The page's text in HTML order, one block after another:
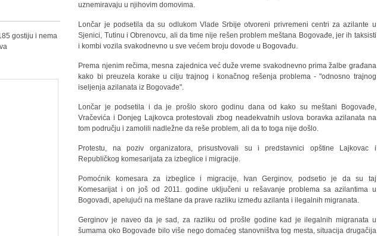
uznemiravaju u njihovim domovima.
Lončar je podsetila da su odlukom Vlade Srbije otvoreni privremeni centri za azilante u
Sjenici, Tutinu i Obrenovcu, ali da time nije rešen problem meštana Bogovađe, jer ih taksisti
i kombi vozila svakodnevno u sve većem broju dovode u Bogovađu.
Prema njenim rečima, mesna zajednica već duže vreme svakodnevno prima žalbe građana
kako bi preuzela korake u cilju trajnog i konačnog rešenja problema - "odnosno trajnog
iseljenja azilanata iz Bogovađe".
Lončar je podsetila i da je prošlo skoro godinu dana od kako su meštani Bogovađe,
Vračevića i Donjeg Lajkovca protestovali zbog neadekvatnih uslova boravka azilanata na
tom području i zamolili nadležne da reše problem, ali da to toga nije došlo.
Protestu, na poziv organizatora, prisustvovali su i predstavnici opštine Lajkovac i
Republičkog komesarijata za izbeglice i migracije.
Pomoćnik komesara za izbeglice i migracije, Ivan Gerginov, podsetio je da su taj
Komesarijat i on još od 2011. godine uključeni u rešavanje problema sa azilantima u
Bogovađi, apelujući na meštane da prave razliku između azilanta i ilegalnih migranata.
Gerginov je naveo da je sad, za razliku od prošle godine kad je ilegalnih migranata u
šumama oko Bogovađe bilo više nego domaćeg stanovništva tog mesta, situacija drugačija
gostiju i nema